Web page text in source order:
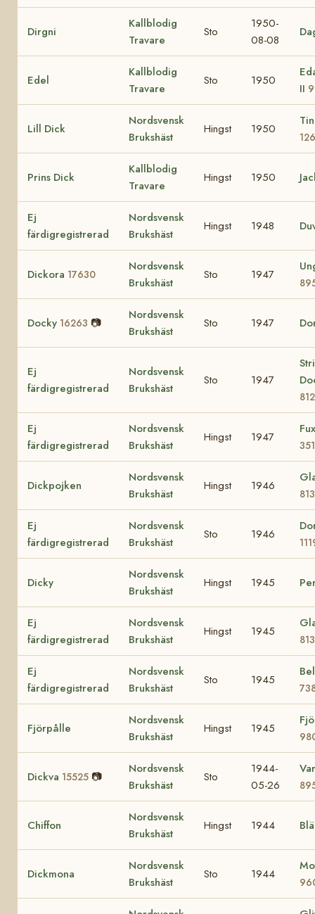
Dirgni
Kallblodig
Travare
Sto
1950-
08-08
Edel
Kallblodig
Travare
Sto 1950
II
Lill Dick
Nordsvensk
Brukshäst
Hingst 1950
Prins Dick
Kallblodig
Travare
Hingst 1950
Ej
färdigregistrerad
Nordsvensk
Brukshäst
Hingst 1948
Dickora 17630
Nordsvensk
Brukshäst
Sto 1947
Docky 16263 📷
Nordsvensk
Brukshäst
Sto 1947
Ej
färdigregistrerad
Nordsvensk
Brukshäst
Sto 1947
Ej
färdigregistrerad
Nordsvensk
Brukshäst
Hingst 1947
Dickpojken
Nordsvensk
Brukshäst
Hingst 1946
Ej
färdigregistrerad
Nordsvensk
Brukshäst
Sto 1946
Dicky
Nordsvensk
Brukshäst
Hingst 1945
Ej
färdigregistrerad
Nordsvensk
Brukshäst
Hingst 1945
Ej
färdigregistrerad
Nordsvensk
Brukshäst
Sto 1945
Fjörpålle
Nordsvensk
Brukshäst
Hingst 1945
Dickva 15525 📷
Nordsvensk
Brukshäst
Sto
1944-
05-26
Chiffon
Nordsvensk
Brukshäst
Hingst 1944
Dickmona
Nordsvensk
Brukshäst
Sto 1944